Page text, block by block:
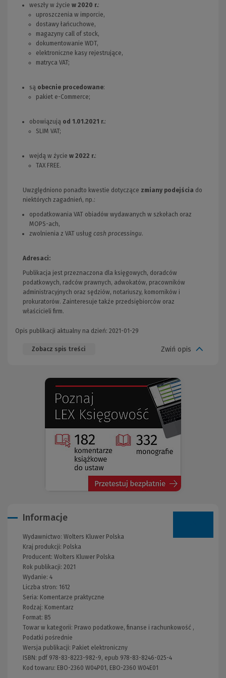
weszły w życiew 2020 r.:
uproszczenia w imporcie,
dostawy łańcuchowe,
magazyny call of stock,
dokumentowanie WDT,
elektroniczne kasy rejestrujące,
matryca VAT;
są obecnie procedowane:
pakiet e-Commerce;
obowiązują od 1.01.2021 r.:
SLIM VAT;
wejdą w życiew 2022 r.:
TAX FREE.
Uwzględniono ponadto kwestie dotyczące zmiany podejścia do
niektórych zagadnień, np.:
opodatkowania VAT obiadów wydawanych w szkołach oraz
MOPS-ach,
zwolnienia z VAT usługcash processingu.
Adresaci:
Publikacja jest przeznaczona dla księgowych, doradców
podatkowych, radców prawnych, adwokatów, pracowników
administracyjnych oraz sędziów, notariuszy, komorników i
prokuratorów. Zainteresuje także przedsiębiorców oraz
właścicieli firm.
Opis publikacji aktualny na dzień: 2021-01-29
Zobacz spis treści Zwiń opis
Informacje
Wydawnictwo: Wolters Kluwer Polska
Kraj produkcji: Polska
Producent: Wolters Kluwer Polska
Rok publikacji: 2021
Wydanie: 4
Liczba stron: 1612
Seria: Komentarze praktyczne
Rodzaj: Komentarz
Format: B5
Towar w kategorii: Prawo podatkowe, finanse i rachunkowość ,
Podatki pośrednie
Wersja publikacji: Pakiet elektroniczny
ISBN: pdf 978-83-8223-982-9, epub 978-83-8246-025-4
Kod towaru: EBO-2360 W04P01, EBO-2360 W04E01